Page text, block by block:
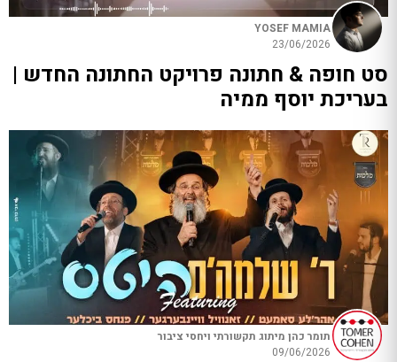
YOSEF MAMIA
23/06/2026
סט חופה & חתונה פרויקט החתונה החדש |
בעריכת יוסף ממיה
תומר כהן מיתוג תקשורתי ויחסי ציבור
09/06/2026